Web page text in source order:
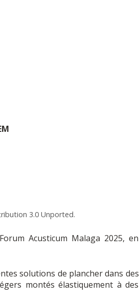
3.0 Unported.
Acusticum Malaga 2025, en
solutions de plancher dans des
montés élastiquement à des